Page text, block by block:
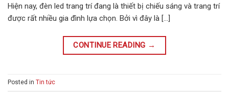
Hiện nay, đèn led trang trí đang là thiết bị chiếu sáng và trang trí
được rất nhiều gia đình lựa chọn. Bởi vì đây là […]
CONTINUE READING →
Posted in Tin tức